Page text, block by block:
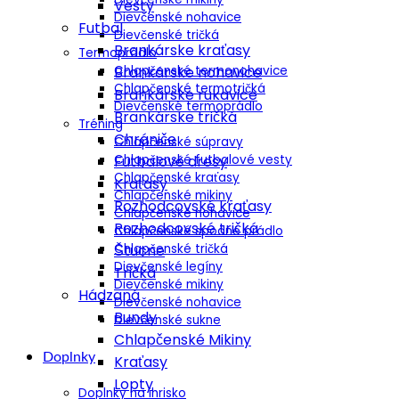
Dievčenské nohavice
Dievčenské tričká
Termoprádlo
Chlapčenské termonohavice
Chlapčenské termotričká
Dievčenské termoprádlo
Tréning
Chlapčenské súpravy
Chlapčenské futbalové vesty
Chlapčenské kraťasy
Chlapčenské mikiny
Chlapčenské nohavice
Chlapčenské spodné prádlo
Chlapčenské tričká
Dievčenské legíny
Dievčenské mikiny
Dievčenské nohavice
Dievčenské sukne
Doplnky
Doplnky na ihrisko
Vesty
Futbal
Brankárske kraťasy
Brankárske nohavice
Brankárske rukavice
Brankárske tričká
Chrániče
Futbalové dresy
Kraťasy
Rozhodcovské kraťasy
Rozhodcovské tričká
Štucne
Tričká
Hádzaná
Bundy
Chlapčenské Mikiny
Kraťasy
Lopty